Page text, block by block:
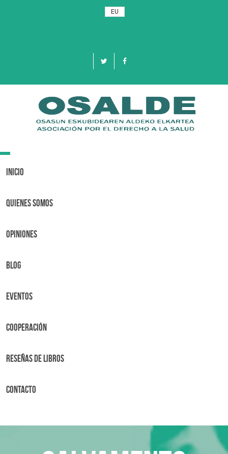
EU
Toggle
Inicio
Quienes Somos
OPINIONES
BLOG
Eventos
Cooperación
Reseñas de libros
Contacto